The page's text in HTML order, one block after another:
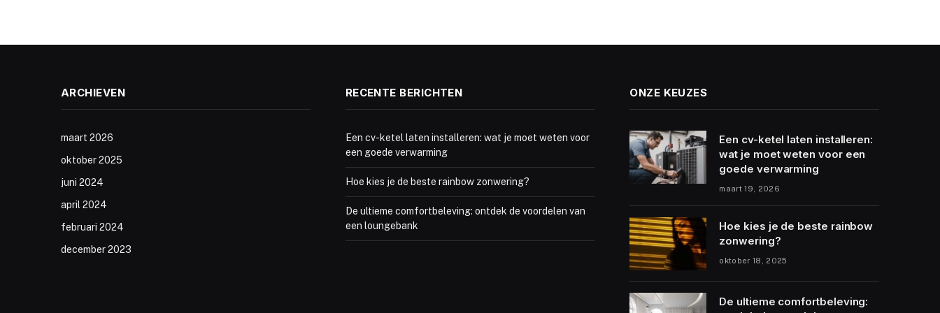
ARCHIEVEN
maart 2026
oktober 2025
juni 2024
april 2024
februari 2024
december 2023
RECENTE BERICHTEN
Een cv-ketel laten installeren: wat je moet weten voor
een goede verwarming
Hoe kies je de beste rainbow zonwering?
De ultieme comfortbeleving: ontdek de voordelen van
een loungebank
ONZE KEUZES
Een cv-ketel laten installeren:
wat je moet weten voor een
goede verwarming
maart 19, 2026
Hoe kies je de beste rainbow
zonwering?
oktober 18, 2025
De ultieme comfortbeleving: